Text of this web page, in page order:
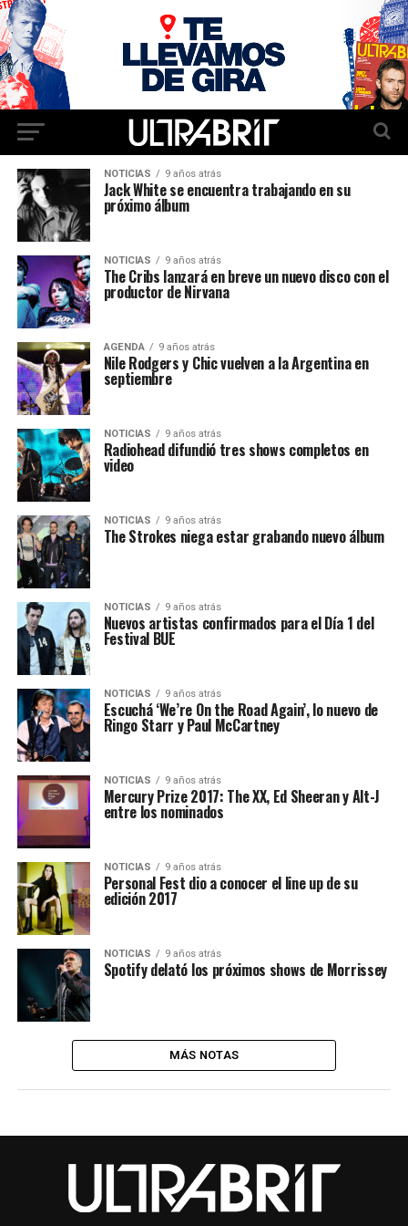
NOTICIAS 9 años atrás
Jack White se encuentra trabajando en su
próximo álbum
NOTICIAS 9 años atrás
The Cribs lanzará en breve un nuevo disco con el
productor de Nirvana
AGENDA 9 años atrás
Nile Rodgers y Chic vuelven a la Argentina en
septiembre
NOTICIAS 9 años atrás
Radiohead difundió tres shows completos en
video
NOTICIAS 9 años atrás
The Strokes niega estar grabando nuevo álbum
NOTICIAS 9 años atrás
Nuevos artistas confirmados para el Día 1 del
Festival BUE
NOTICIAS 9 años atrás
Escuchá ‘We’re On the Road Again’, lo nuevo de
Ringo Starr y Paul McCartney
NOTICIAS 9 años atrás
Mercury Prize 2017: The XX, Ed Sheeran y Alt-J
entre los nominados
NOTICIAS 9 años atrás
Personal Fest dio a conocer el line up de su
edición 2017
NOTICIAS 9 años atrás
Spotify delató los próximos shows de Morrissey
MÁS NOTAS